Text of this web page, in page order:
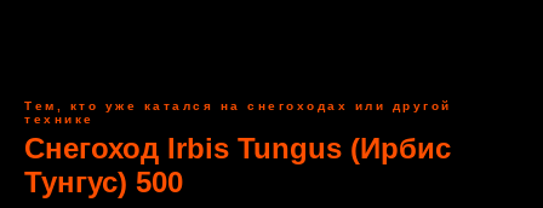
Тем, кто уже катался на снегоходах или другой
технике
Снегоход Irbis Tungus (Ирбис
Тунгус) 500